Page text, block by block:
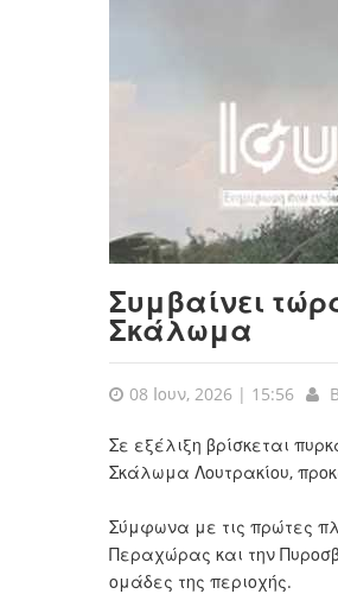
Συμβαίνει
Σκάλωμα
08 Ιουν, 2026 | 15:56
Σε εξέλιξη βρίσκεται
Σκάλωμα Λουτρακίου,
Σύμφωνα με τις πρώτες
Περαχώρας και την
ομάδες της περιοχής.